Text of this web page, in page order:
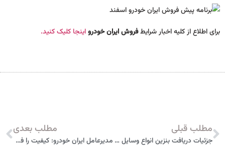
برای اطلاع از کلیه اخبار شرایطفروش ایران خودرواینجا کلیک کنید.
مطلب قبلی
جزئیات دریافت بنزین انواع وسایل نقلیه در اسفندماه
مطلب بعدی
مدیرعامل ایران خودرو: کیفیت را فدای افزایش تیراژ تولید نخواهیم کرد